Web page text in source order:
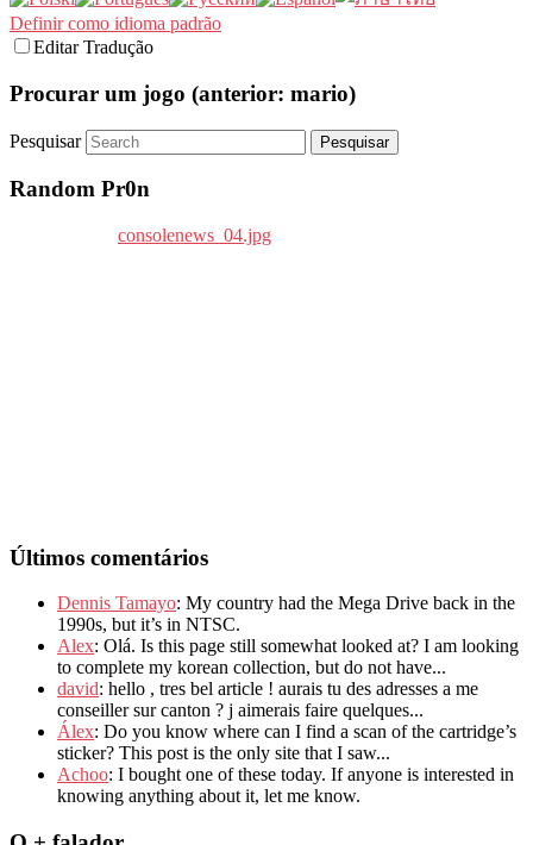
Definir como idioma padrão
Editar Tradução
Procurar um jogo (anterior: mario)
Pesquisar
Random Pr0n
Últimos comentários
Dennis Tamayo: My country had the Mega Drive back in the
1990s, but it’s in NTSC.
Alex: Olá. Is this page still somewhat looked at? I am looking
to complete my korean collection, but do not have...
david: hello , tres bel article ! aurais tu des adresses a me
conseiller sur canton ? j aimerais faire quelques...
Álex: Do you know where can I find a scan of the cartridge’s
sticker? This post is the only site that I saw...
Achoo: I bought one of these today. If anyone is interested in
knowing anything about it, let me know.